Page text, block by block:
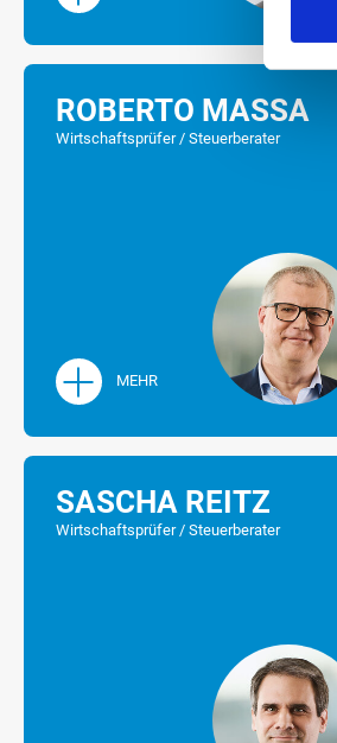
ROBERTO MASSA
Wirtschaftsprüfer / Steuerberater
MEHR
SASCHA REITZ
Wirtschaftsprüfer / Steuerberater